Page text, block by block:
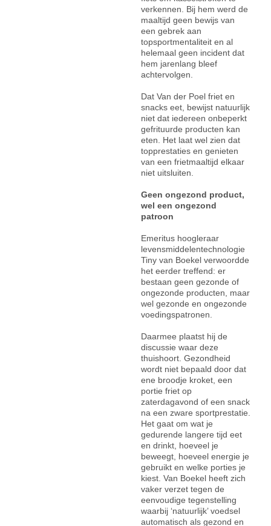
verkennen. Bij hem werd de
maaltijd geen bewijs van
een gebrek aan
topsportmentaliteit en al
helemaal geen incident dat
hem jarenlang bleef
achtervolgen.
Dat Van der Poel friet en
snacks eet, bewijst natuurlijk
niet dat iedereen onbeperkt
gefrituurde producten kan
eten. Het laat wel zien dat
topprestaties en genieten
van een frietmaaltijd elkaar
niet uitsluiten.
Geen ongezond product,
wel een ongezond
patroon
Emeritus hoogleraar
levensmiddelentechnologie
Tiny van Boekel verwoordde
het eerder treffend: er
bestaan geen gezonde of
ongezonde producten, maar
wel gezonde en ongezonde
voedingspatronen.
Daarmee plaatst hij de
discussie waar deze
thuishoort. Gezondheid
wordt niet bepaald door dat
ene broodje kroket, een
portie friet op
zaterdagavond of een snack
na een zware sportprestatie.
Het gaat om wat je
gedurende langere tijd eet
en drinkt, hoeveel je
beweegt, hoeveel energie je
gebruikt en welke porties je
kiest. Van Boekel heeft zich
vaker verzet tegen de
eenvoudige tegenstelling
waarbij ‘natuurlijk’ voedsel
automatisch als gezond en